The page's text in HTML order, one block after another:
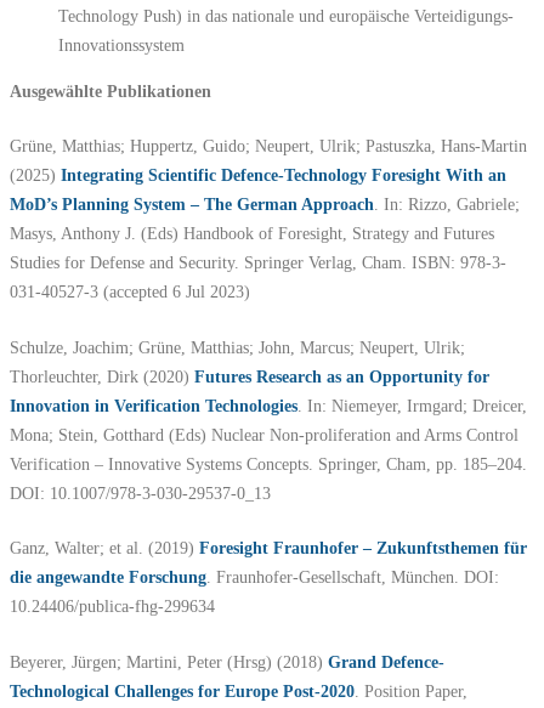
Technology Push) in das nationale und europäische Verteidigungs-
Innovationssystem
Ausgewählte Publikationen
Grüne, Matthias; Huppertz, Guido; Neupert, Ulrik; Pastuszka, Hans-Martin
(2025) Integrating Scientific Defence-Technology Foresight With an
MoD’s Planning System – The German Approach. In: Rizzo, Gabriele;
Masys, Anthony J. (Eds) Handbook of Foresight, Strategy and Futures
Studies for Defense and Security. Springer Verlag, Cham. ISBN: 978-3-
031-40527-3 (accepted 6 Jul 2023)
Schulze, Joachim; Grüne, Matthias; John, Marcus; Neupert, Ulrik;
Thorleuchter, Dirk (2020) Futures Research as an Opportunity for
Innovation in Verification Technologies . In: Niemeyer, Irmgard; Dreicer,
Mona; Stein, Gotthard (Eds) Nuclear Non-proliferation and Arms Control
Verification – Innovative Systems Concepts. Springer, Cham, pp. 185–204.
DOI: 10.1007/978-3-030-29537-0_13
Ganz, Walter; et al. (2019) Foresight Fraunhofer – Zukunftsthemen für
die angewandte Forschung. Fraunhofer-Gesellschaft, München. DOI:
10.24406/publica-fhg-299634
Beyerer, Jürgen; Martini, Peter (Hrsg) (2018) Grand Defence-
Technological Challenges for Europe Post-2020 . Position Paper,